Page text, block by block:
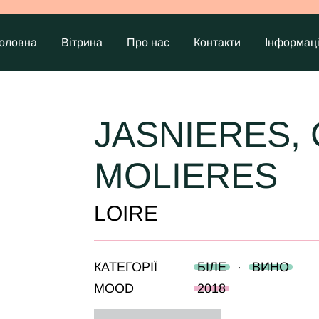
Вітрина Про нас Контакти
JASNIERES,
MOLIERES
LOIRE
КАТЕГОРІЇ БІЛЕ ·
ВИНО
MOOD
2018